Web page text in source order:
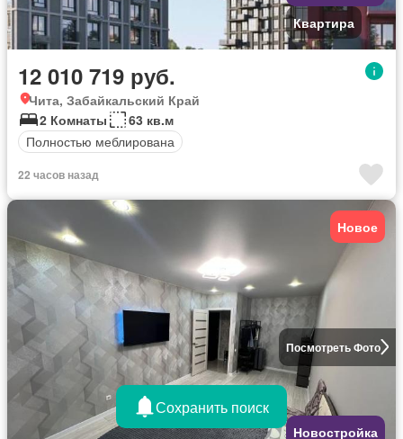
Квартира
12 010 719 руб.
Чита, Забайкальский Край
2 Комнаты
63 кв.м
Полностью меблирована
22 часов назад
Посмотреть Фото
Новое
Новостройка
Сохранить поиск